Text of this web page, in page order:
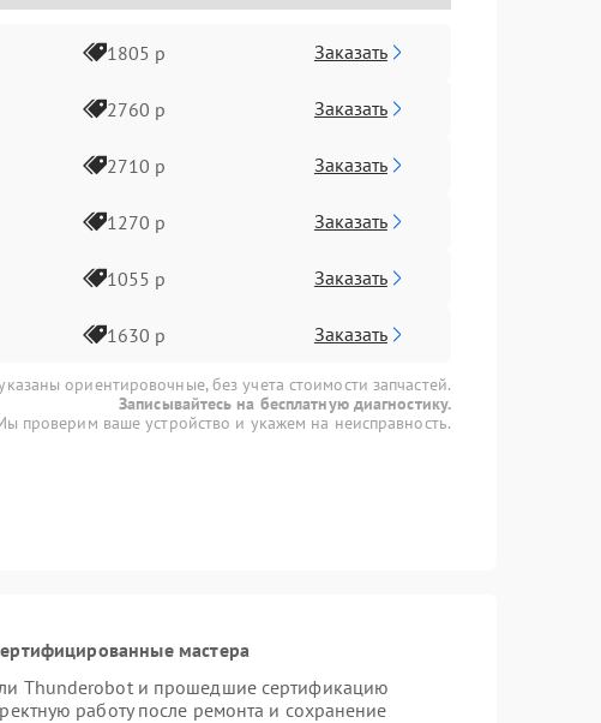
1805 р Заказать
2760 р Заказать
2710 р Заказать
1270 р Заказать
1055 р Заказать
1630 р Заказать
ориентировочные, без учета стоимости запчастей.
Записывайтесь на бесплатную диагностику.
проверим ваше устройство и укажем на неисправность.
мастера
Thunderobot и прошедшие сертификацию
работу после ремонта и сохранение